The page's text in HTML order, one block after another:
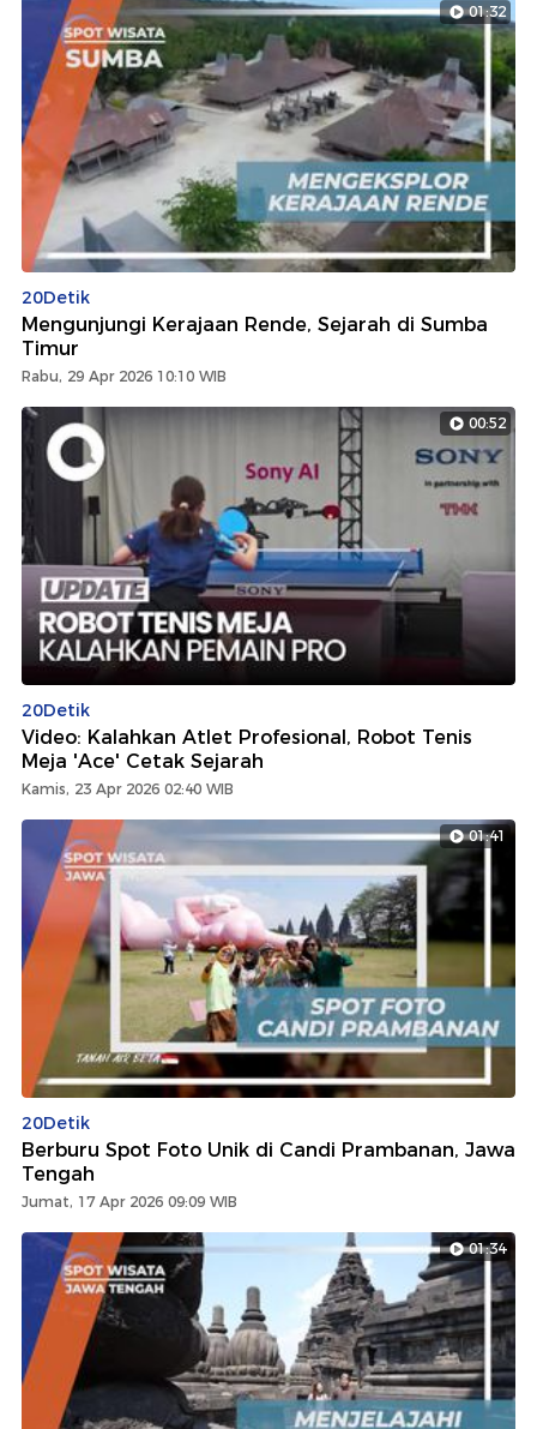
01:32
20Detik
Mengunjungi Kerajaan Rende, Sejarah di Sumba
Timur
Rabu, 29 Apr 2026 10:10 WIB
00:52
20Detik
Video: Kalahkan Atlet Profesional, Robot Tenis
Meja 'Ace' Cetak Sejarah
Kamis, 23 Apr 2026 02:40 WIB
01:41
20Detik
Berburu Spot Foto Unik di Candi Prambanan, Jawa
Tengah
Jumat, 17 Apr 2026 09:09 WIB
01:34